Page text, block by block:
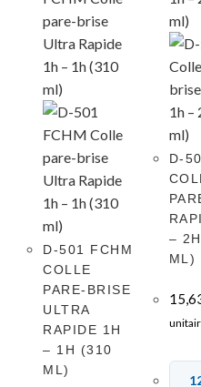
D-501 FCHM
COLLE
PARE-BRISE
ULTRA
RAPIDE 1H
– 1H (310
ML)
D-
–
ML)